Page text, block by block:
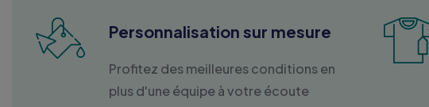
Personnalisation sur mesure
Profitez des meilleures conditions en
plus d'une équipe à votre écoute